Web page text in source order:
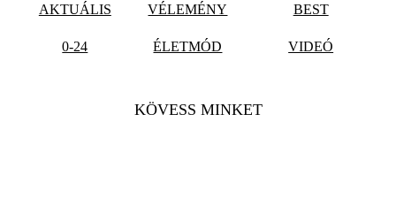
AKTUÁLIS VÉLEMÉNY BEST
0-24 ÉLETMÓD VIDEÓ
KÖVESS MINKET